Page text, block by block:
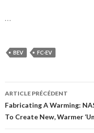
…
BEV FC-EV
Navigation
des
ARTICLE PRÉCÉDENT
Fabricating A Warming:
To Create New, Warmer